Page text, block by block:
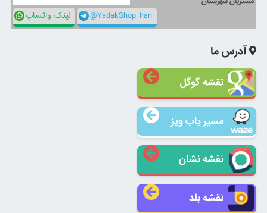
لینک واتساپ @YadakShop_Iran
آدرس ما
نقشه گوگل
مسیر یاب ویز
نقشه نشان
نقشه بلد